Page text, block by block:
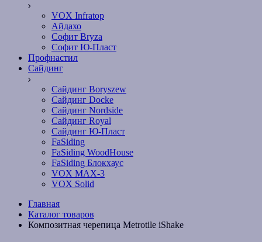
VOX Infratop
Айдахо
Софит Bryza
Софит Ю-Пласт
Профнастил
Сайдинг
Сайдинг Boryszew
Сайдинг Docke
Сайдинг Nordside
Сайдинг Royal
Сайдинг Ю-Пласт
FaSiding
FaSiding WoodHouse
FaSiding Блокхаус
VOX MAX-3
VOX Solid
Главная
Каталог товаров
Композитная черепица Metrotile iShake